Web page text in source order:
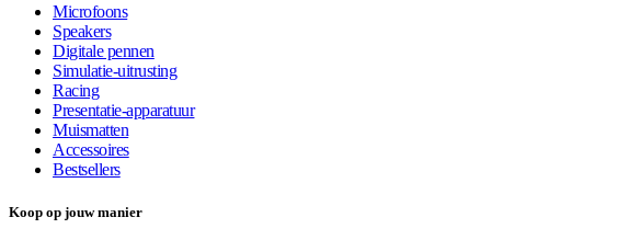
Microfoons
Speakers
Digitale pennen
Simulatie-uitrusting
Racing
Presentatie-apparatuur
Muismatten
Accessoires
Bestsellers
Koop op jouw manier